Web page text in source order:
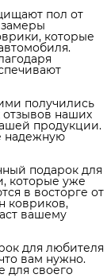
пол от
которые
получились
наших
продукции.
надежную
подарок для
которые уже
в восторге от
ковриков,
вашему
для любителя
вам нужно.
для своего